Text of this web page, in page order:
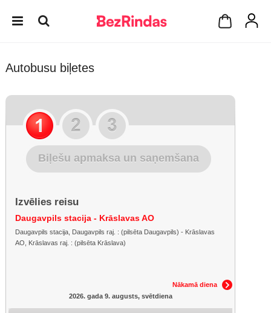
Autobusu biļetes
Biļešu apmaksa un saņemšana
Izvēlies reisu
Daugavpils stacija - Krāslavas AO
Daugavpils stacija, Daugavpils raj. : (pilsēta Daugavpils) - Krāslavas
AO, Krāslavas raj. : (pilsēta Krāslava)
Nākamā diena
2026. gada 9. augusts, svētdiena